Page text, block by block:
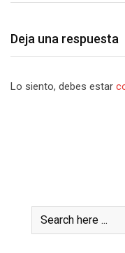
Deja una respuesta
Lo siento, debes estar